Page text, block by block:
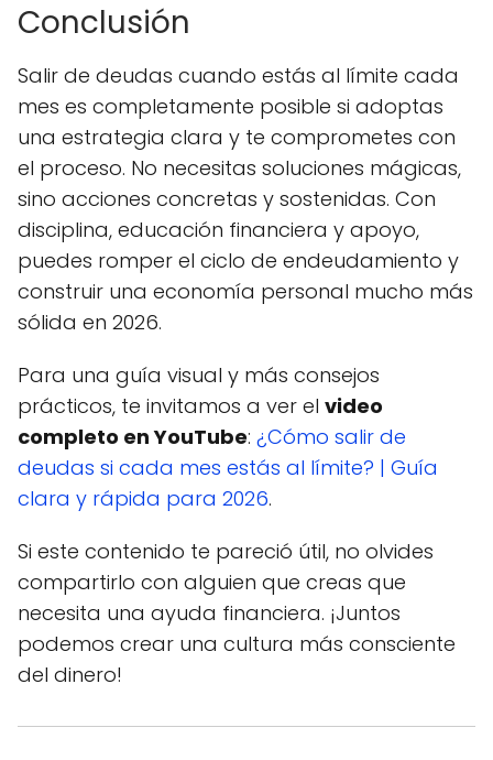
Conclusión
Salir de deudas cuando estás al límite cada
mes es completamente posible si adoptas
una estrategia clara y te comprometes con
el proceso. No necesitas soluciones mágicas,
sino acciones concretas y sostenidas. Con
disciplina, educación financiera y apoyo,
puedes romper el ciclo de endeudamiento y
construir una economía personal mucho más
sólida en 2026.
Para una guía visual y más consejos
prácticos, te invitamos a ver el video
completo en YouTube: ¿Cómo salir de
deudas si cada mes estás al límite? | Guía
clara y rápida para 2026.
Si este contenido te pareció útil, no olvides
compartirlo con alguien que creas que
necesita una ayuda financiera. ¡Juntos
podemos crear una cultura más consciente
del dinero!